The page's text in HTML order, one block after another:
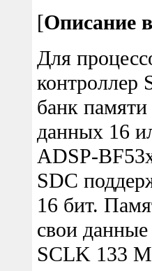
[Описание
Для
контроллер
банк
данных 16
ADSP-
SDC
16 бит.
свои
SCLK 133